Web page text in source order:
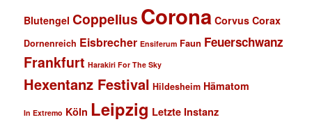
Blutengel Coppelius Corona Corvus Corax
Dornenreich Eisbrecher Ensiferum Faun Feuerschwanz
Frankfurt Harakiri For The Sky
Hexentanz Festival Hildesheim Hämatom
In Extremo Köln Leipzig Letzte Instanz